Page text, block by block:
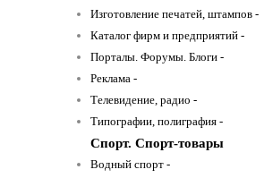
Изготовление печатей, штампов -
Каталог фирм и предприятий -
Порталы. Форумы. Блоги -
Реклама -
Телевидение, радио -
Типографии, полиграфия -
Спорт. Спорт-товары
Водный спорт -